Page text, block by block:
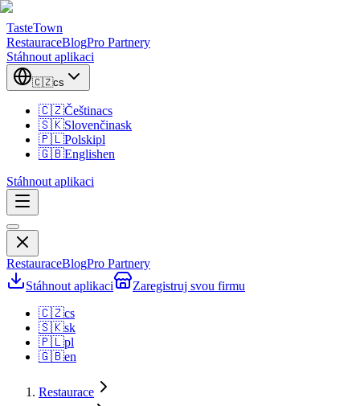
TasteTown
RestauraceBlogPro Partnery
Stáhnout aplikaci
🇨🇿cs
🇨🇿Češtinacs
🇸🇰Slovenčinask
🇵🇱Polskipl
🇬🇧Englishen
Stáhnout aplikaci
RestauraceBlogPro Partnery
Stáhnout aplikaci
Zaregistruj svou firmu
🇨🇿cs
🇸🇰sk
🇵🇱pl
🇬🇧en
Restaurace